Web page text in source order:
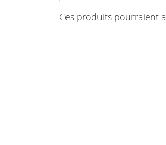
Ces produits pourraient